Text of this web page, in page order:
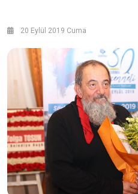
20 Eylül 2019 Cuma